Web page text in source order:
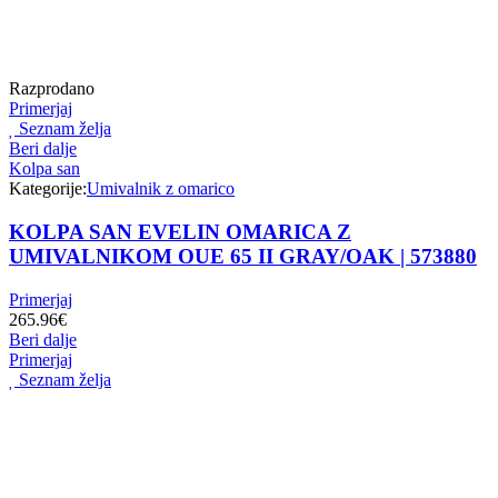
Razprodano
Primerjaj
Seznam želja
Beri dalje
Kolpa san
Kategorije:Umivalnik z omarico
KOLPA SAN EVELIN OMARICA Z
UMIVALNIKOM OUE 65 II GRAY/OAK | 573880
Primerjaj
265.96€
Beri dalje
Primerjaj
Seznam želja